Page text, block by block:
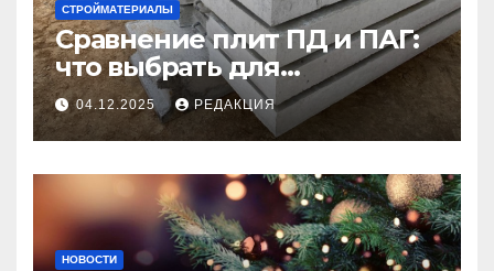
СТРОЙМАТЕРИАЛЫ
Сравнение плит ПД и ПАГ:
что выбрать для
долговечного и прочного
покрытия
04.12.2025 РЕДАКЦИЯ
НОВОСТИ